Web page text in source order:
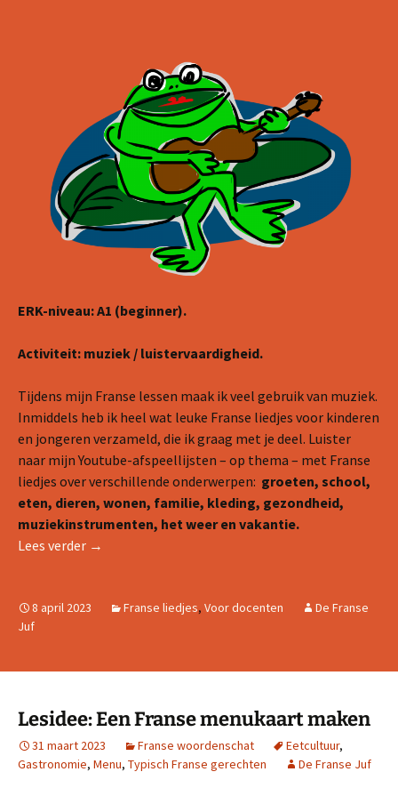
ERK-niveau: A1 (beginner).
Activiteit: muziek / luistervaardigheid.
Tijdens mijn Franse lessen maak ik veel gebruik van muziek.
Inmiddels heb ik heel wat leuke Franse liedjes voor kinderen
en jongeren verzameld, die ik graag met je deel. Luister
naar mijn Youtube-afspeellijsten – op thema – met Franse
liedjes over verschillende onderwerpen: groeten, school,
eten, dieren, wonen, familie, kleding, gezondheid,
muziekinstrumenten, het weer en vakantie.
Lees verder Franse kinderliedjes gerangschikt per thema
→
8 april 2023 Franse liedjes, Voor docenten
De Franse
Juf
Lesidee: Een Franse menukaart maken
31 maart 2023 Franse woordenschat Eetcultuur,
Gastronomie, Menu, Typisch Franse gerechten De Franse Juf